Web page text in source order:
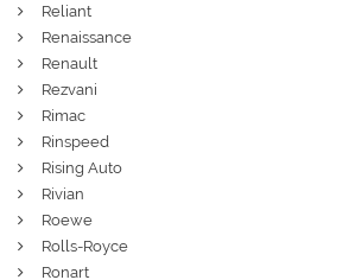
Reliant
Renaissance
Renault
Rezvani
Rimac
Rinspeed
Rising Auto
Rivian
Roewe
Rolls-Royce
Ronart